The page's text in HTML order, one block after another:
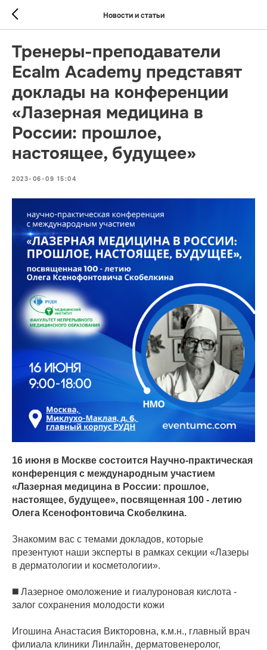
Новости и статьи
Тренеры-преподаватели
Ecalm Academy представят
доклады на конференции
«Лазерная медицина в
России: прошлое,
настоящее, будущее»
2023-06-09 15:04
16 июня в Москве состоится Научно-практическая
конференция с международным участием
«Лазерная медицина в России: прошлое,
настоящее, будущее», посвященная 100 - летию
Олега Ксенофонтовича Скобелкина.
Знакомим вас с темами докладов, которые
презентуют наши эксперты в рамках секции «Лазеры
в дерматологии и косметологии».
◼️ Лазерное омоложение и гиалуроновая кислота -
залог сохранения молодости кожи
Игошина Анастасия Викторовна, к.м.н., главный врач
филиала клиники Линлайн, дерматовенеролог,